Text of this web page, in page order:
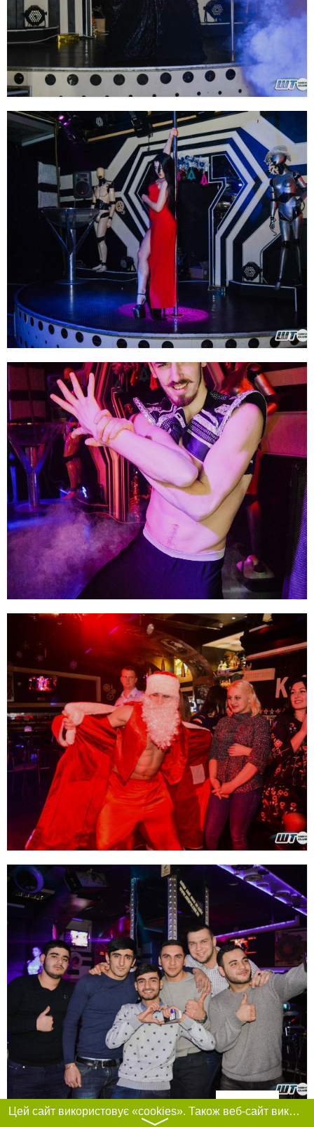
Фільтри
Цей сайт використовує «cookies». Також веб-сайт використовує інтернет-сервіс для збору технічних даних стосовно відвідувачів з метою отримання маркетингової та статистичної інформації. Умови обробки даних відвідувачів сайту див.
〉